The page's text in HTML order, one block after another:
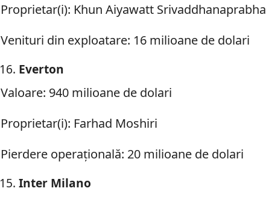
Proprietar(i): Khun Aiyawatt Srivaddhanaprabha
Venituri din exploatare: 16 milioane de dolari
Everton
Valoare: 940 milioane de dolari
Proprietar(i): Farhad Moshiri
Pierdere operațională: 20 milioane de dolari
Inter Milano